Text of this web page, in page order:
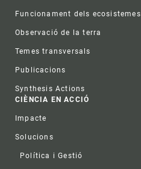
Funcionament dels ecosistemes
Observació de la terra
Temes transversals
Publicacions
Synthesis Actions
CIÈNCIA EN ACCIÓ
Impacte
Solucions
Política i Gestió